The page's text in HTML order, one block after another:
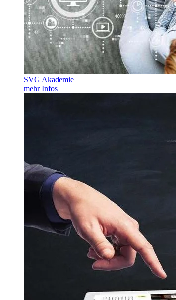
SVG Akademie
mehr Infos